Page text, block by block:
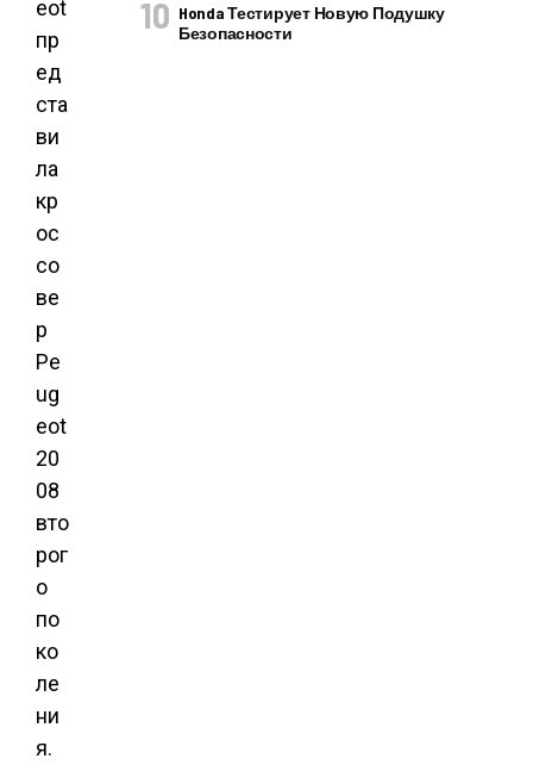
eot
пр
ед
ста
ви
ла
кр
ос
со
ве
р
Pe
ug
eot
20
08
вто
рог
о
по
ко
ле
ни
я.
Honda Тестирует Новую Подушку
Безопасности